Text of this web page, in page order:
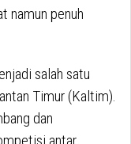
namun penuh
salah satu
Timur (Kaltim).
dan